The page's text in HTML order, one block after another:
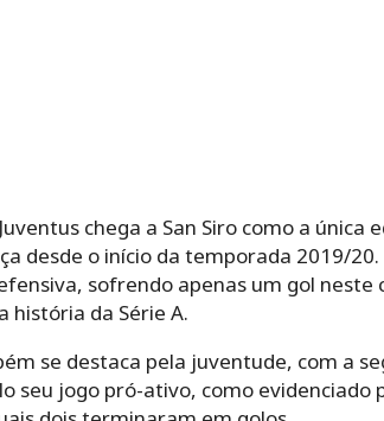
chega a San Siro como a única
desde o início da temporada 2019/
sofrendo apenas um gol
história da Série A.
se destaca pela juventude, com a
seu jogo pró-ativo, como